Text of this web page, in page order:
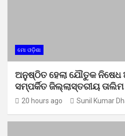
ମୋ ଓଡ଼ିଶା
ଅନୁଷ୍ଠିତ ହେଲା ଯୌତୁକ ନିଷେଧ
ସମ୍ପର୍କିତ ଜିଲ୍ଲାସ୍ତରୀୟ
20 hours ago Sunil Kumar